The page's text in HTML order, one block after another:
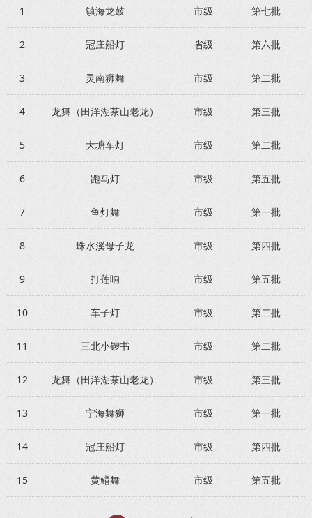
1 镇海龙鼓 市级 第七批
2 冠庄船灯 省级 第六批
3 灵南狮舞 市级 第二批
4 龙舞（田洋湖茶山老龙） 市级 第三批
5 大塘车灯 市级 第二批
6 跑马灯 市级 第五批
7 鱼灯舞 市级 第一批
8 珠水溪母子龙 市级 第四批
9 打莲响 市级 第五批
10 车子灯 市级 第二批
11 三北小锣书 市级 第二批
12 龙舞（田洋湖茶山老龙） 市级 第三批
13 宁海舞狮 市级 第一批
14 冠庄船灯 市级 第四批
15 黄鳝舞 市级 第五批